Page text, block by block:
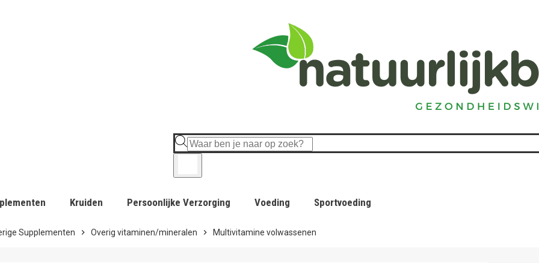
Kruiden Persoonlijke Verzorging Voeding Sportvoeding
Supplementen chevron_right Overig vitaminen/mineralen chevron_right Multivitamine volwassenen